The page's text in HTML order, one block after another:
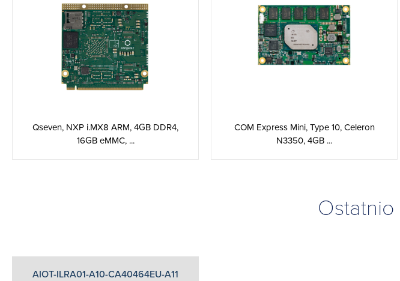
Qseven, NXP i.MX8 ARM, 4GB DDR4,
16GB eMMC, ...
COM Express Mini, Type 10, Celeron
N3350, 4GB ...
Ostatnio
AIOT-ILRA01-A10-CA40464EU-A11